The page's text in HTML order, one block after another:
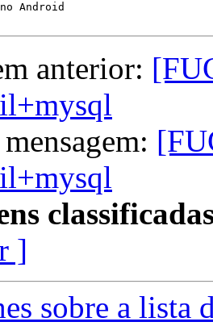
Android
anterior:
]
sobre a lista